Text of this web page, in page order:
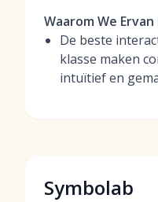
Waarom We
De beste
klasse maken
intuïtief en
Symbolab